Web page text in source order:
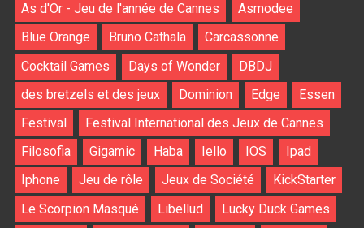
As d'Or - Jeu de l'année de Cannes
Asmodee
Blue Orange
Bruno Cathala
Carcassonne
Cocktail Games
Days of Wonder
DBDJ
des bretzels et des jeux
Dominion Edge
Essen
Festival
Festival International des Jeux de Cannes
Filosofia
Gigamic Haba Iello IOS
Ipad
Iphone
Jeu de rôle Jeux de Société
KickStarter
Le Scorpion Masqué
Libellud
Lucky Duck Games